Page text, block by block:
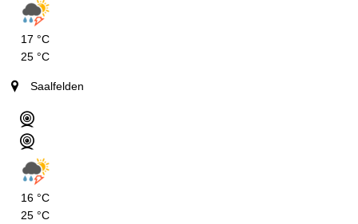
17 °C
25 °C
Saalfelden
16 °C
25 °C